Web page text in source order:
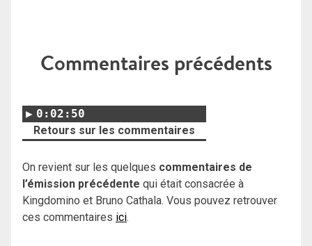
Commentaires précédents
0:02:50
Retours sur les commentaires
On revient sur les quelques commentaires de
l’émission précédente qui était consacrée à
Kingdomino et Bruno Cathala. Vous pouvez retrouver
ces commentaires ici.